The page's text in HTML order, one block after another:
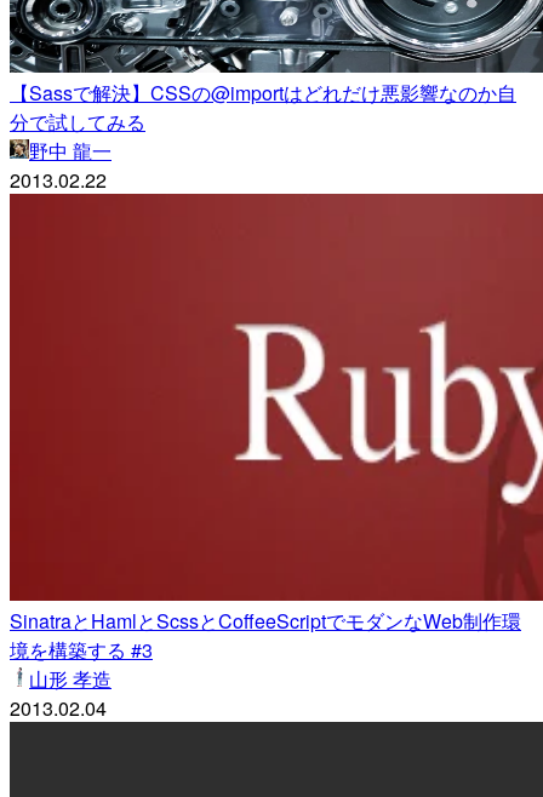
【Sassで解決】CSSの@importはどれだけ悪影響なのか自
分で試してみる
野中 龍一
2013.02.22
SinatraとHamlとScssとCoffeeScriptでモダンなWeb制作環
境を構築する #3
山形 孝造
2013.02.04